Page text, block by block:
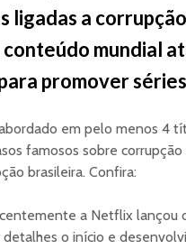
ligadas a
mundial
promover
em pelo menos 4
famosos sobre
brasileira. Confira:
a Netflix lançou
detalhes o início e